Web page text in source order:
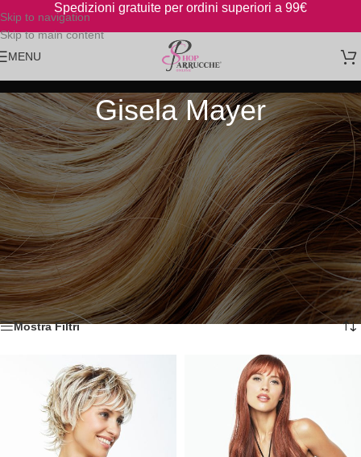
Skip to navigation
Skip to main content
Spedizioni gratuite per ordini superiori a 99€
MENU
Gisela Mayer
Le Parrucche, i topper, i toupet e i turbanti Gisela Mayer, noto marchio
Tedesco, sono una garanzia. I loro prodotti sono tutti Dispositivo
Medico muniti di marchio CE, dunque detraibili.
Abbiamo nel nostro store di parrucche online gran parte delle migliori
parrucche dell’ampia gamma Gisela Mayer, ma se volete potete
visualizzare l’intero catalogo online, date un’occhiata quiefateci
saperese c’è qualcosa che vi piace.
Home/Marche/Gisela Mayer Visualizzazione di 1-12 di 212 risultati
Mostra Filtri